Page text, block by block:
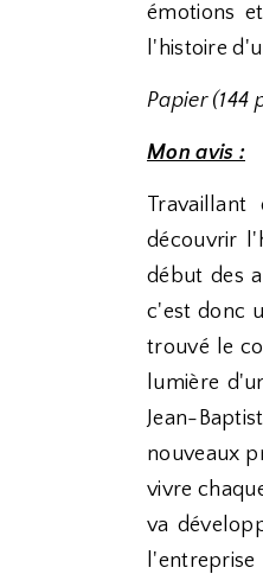
émotions
l'histoire
Papier (144
Mon avis :
découvrir
début des
c'est donc
trouvé le
lumière
Jean-
nouveaux
vivre
va